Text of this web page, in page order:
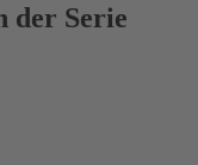
der Serie